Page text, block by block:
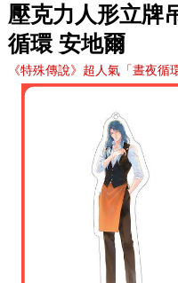
壓克力人形立牌
循環 安地爾
《特殊傳說》超人氣「晝夜循